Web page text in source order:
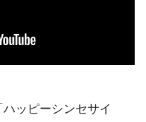
ッピーシンセサイ